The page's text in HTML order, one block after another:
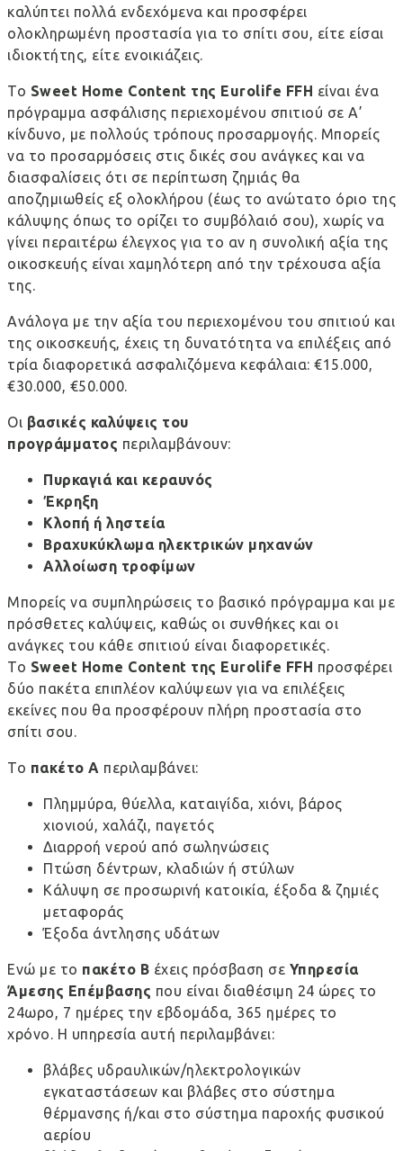
καλύπτει πολλά ενδεχόμενα και προσφέρει
ολοκληρωμένη προστασία για το σπίτι σου, είτε είσαι
ιδιοκτήτης, είτε ενοικιάζεις.
Το Sweet Home Content της Eurolife FFH είναι ένα
πρόγραμμα ασφάλισης περιεχομένου σπιτιού σε Α’
κίνδυνο, με πολλούς τρόπους προσαρμογής. Μπορείς
να το προσαρμόσεις στις δικές σου ανάγκες και να
διασφαλίσεις ότι σε περίπτωση ζημιάς θα
αποζημιωθείς εξ ολοκλήρου (έως το ανώτατο όριο της
κάλυψης όπως το ορίζει το συμβόλαιό σου), χωρίς να
γίνει περαιτέρω έλεγχος για το αν η συνολική αξία της
οικοσκευής είναι χαμηλότερη από την τρέχουσα αξία
της.
Ανάλογα με την αξία του περιεχομένου του σπιτιού και
της οικοσκευής, έχεις τη δυνατότητα να επιλέξεις από
τρία διαφορετικά ασφαλιζόμενα κεφάλαια: €15.000,
€30.000, €50.000.
Οι βασικές καλύψεις του
προγράμματος περιλαμβάνουν:
Πυρκαγιά και κεραυνός
Έκρηξη
Κλοπή ή ληστεία
Βραχυκύκλωμα ηλεκτρικών μηχανών
Αλλοίωση τροφίμων
Μπορείς να συμπληρώσεις το βασικό πρόγραμμα και με
πρόσθετες καλύψεις, καθώς οι συνθήκες και οι
ανάγκες του κάθε σπιτιού είναι διαφορετικές.
Το Sweet Home Content της Eurolife FFH προσφέρει
δύο πακέτα επιπλέον καλύψεων για να επιλέξεις
εκείνες που θα προσφέρουν πλήρη προστασία στο
σπίτι σου.
Το πακέτο Α περιλαμβάνει:
Πλημμύρα, θύελλα, καταιγίδα, χιόνι, βάρος
χιονιού, χαλάζι, παγετός
Διαρροή νερού από σωληνώσεις
Πτώση δέντρων, κλαδιών ή στύλων
Κάλυψη σε προσωρινή κατοικία, έξοδα & ζημιές
μεταφοράς
Έξοδα άντλησης υδάτων
Ενώ με το πακέτο Β έχεις πρόσβαση σε Υπηρεσία
Άμεσης Επέμβασης που είναι διαθέσιμη 24 ώρες το
24ωρο, 7 ημέρες την εβδομάδα, 365 ημέρες το
χρόνο. Η υπηρεσία αυτή περιλαμβάνει:
βλάβες υδραυλικών/ηλεκτρολογικών
εγκαταστάσεων και βλάβες στο σύστημα
θέρμανσης ή/και στο σύστημα παροχής φυσικού
αερίου